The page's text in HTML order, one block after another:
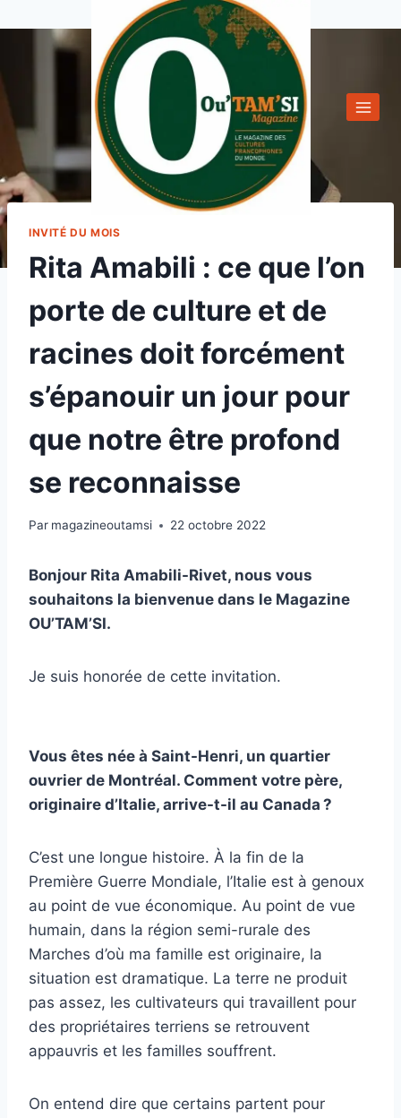
INVITÉ DU MOIS
Rita Amabili : ce que l’on
porte de culture et de
racines doit forcément
s’épanouir un jour pour
que notre être profond
se reconnaisse
Par magazineoutamsi 22 octobre 2022
Bonjour Rita Amabili-Rivet, nous vous
souhaitons la bienvenue dans le Magazine
OU’TAM’SI.
Je suis honorée de cette invitation.
Vous êtes née à Saint-Henri, un quartier
ouvrier de Montréal. Comment votre père,
originaire d’Italie, arrive-t-il au Canada ?
C’est une longue histoire. À la fin de la
Première Guerre Mondiale, l’Italie est à genoux
au point de vue économique. Au point de vue
humain, dans la région semi-rurale des
Marches d’où ma famille est originaire, la
situation est dramatique. La terre ne produit
pas assez, les cultivateurs qui travaillent pour
des propriétaires terriens se retrouvent
appauvris et les familles souffrent.
On entend dire que certains partent pour